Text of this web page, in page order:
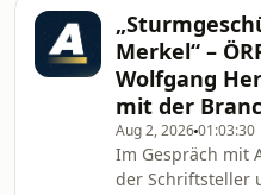
Vorsitzenden das
Nach den
vor schweren
unabhängigen
https://apollo-
news.net/
Merkel“ –
Wolfgang
mit der
Aug 2, 202601:03:30
Im Gespräch mit
der Schriftsteller